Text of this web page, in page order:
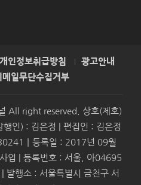
개인정보취급방침
광고안내
메일무단수집거부
All right reserved. 상호(제호)
인) : 김은정 | 편집인 : 김은정
｜등록일 : 2017년 09월
업 | 등록번호 : 서울, 아04695
발행소 : 서울특별시 금천구 서